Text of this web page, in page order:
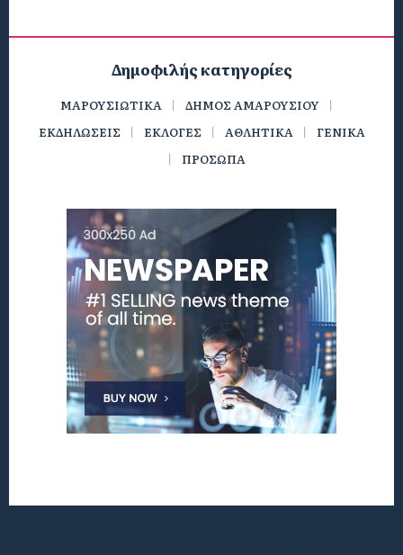
Δημοφιλής κατηγορίες
ΜΑΡΟΥΣΙΩΤΙΚΑ
ΔΗΜΟΣ ΑΜΑΡΟΥΣΙΟΥ
ΕΚΔΗΛΩΣΕΙΣ
ΕΚΛΟΓΕΣ ΑΘΛΗΤΙΚΑ
ΓΕΝΙΚΑ
ΠΡΟΣΩΠΑ